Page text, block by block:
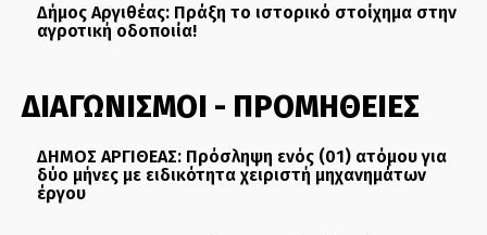
Δήμος Αργιθέας: Πράξη το ιστορικό στοίχημα στην
αγροτική οδοποιία!
ΔΙΑΓΩΝΙΣΜΟΙ - ΠΡΟΜΗΘΕΙΕΣ
ΔΗΜΟΣ ΑΡΓΙΘΕΑΣ: Πρόσληψη ενός (01) ατόμου για
δύο μήνες με ειδικότητα χειριστή μηχανημάτων
έργου